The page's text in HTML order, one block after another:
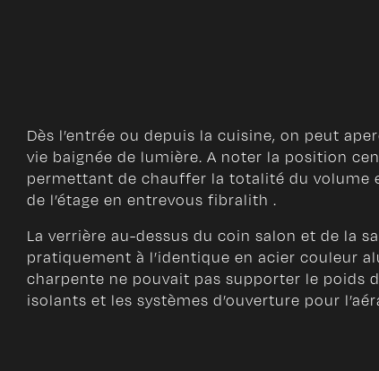
Dès l’entrée ou depuis la cuisine, on peut
vie baignée de lumière. A noter la position
permettant de chauffer la totalité du volume
de l’étage en entrevous fibralith .
La verrière au-dessus du coin salon et de la
pratiquement à l’identique en acier couleur
charpente ne pouvait pas supporter le poids
isolants et les systèmes d’ouverture pour